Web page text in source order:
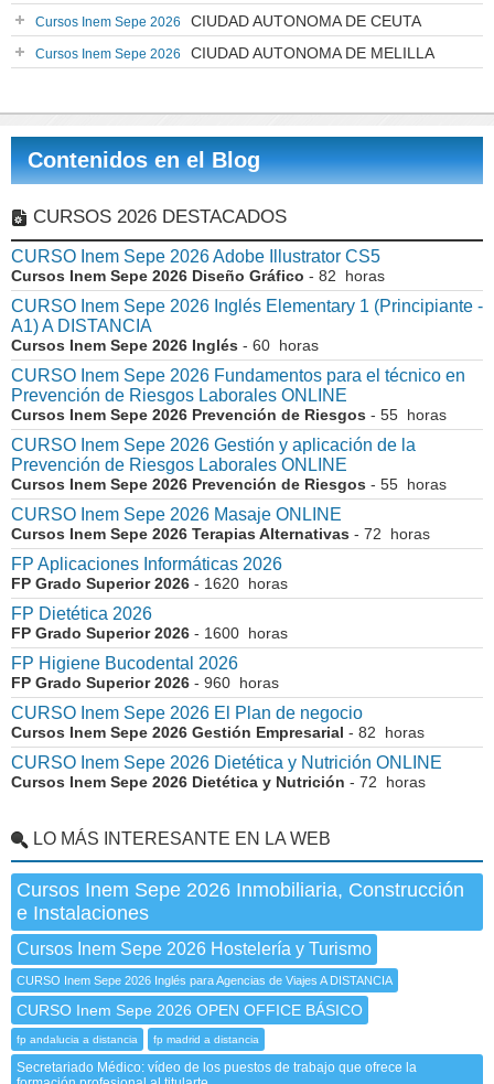
Cursos Inem Sepe 2026 CIUDAD AUTONOMA DE CEUTA
Cursos Inem Sepe 2026 CIUDAD AUTONOMA DE MELILLA
Contenidos en el Blog
CURSOS 2026 DESTACADOS
CURSO Inem Sepe 2026 Adobe Illustrator CS5
Cursos Inem Sepe 2026 Diseño Gráfico - 82 horas
CURSO Inem Sepe 2026 Inglés Elementary 1 (Principiante -
A1) A DISTANCIA
Cursos Inem Sepe 2026 Inglés - 60 horas
CURSO Inem Sepe 2026 Fundamentos para el técnico en
Prevención de Riesgos Laborales ONLINE
Cursos Inem Sepe 2026 Prevención de Riesgos - 55 horas
CURSO Inem Sepe 2026 Gestión y aplicación de la
Prevención de Riesgos Laborales ONLINE
Cursos Inem Sepe 2026 Prevención de Riesgos - 55 horas
CURSO Inem Sepe 2026 Masaje ONLINE
Cursos Inem Sepe 2026 Terapias Alternativas - 72 horas
FP Aplicaciones Informáticas 2026
FP Grado Superior 2026 - 1620 horas
FP Dietética 2026
FP Grado Superior 2026 - 1600 horas
FP Higiene Bucodental 2026
FP Grado Superior 2026 - 960 horas
CURSO Inem Sepe 2026 El Plan de negocio
Cursos Inem Sepe 2026 Gestión Empresarial - 82 horas
CURSO Inem Sepe 2026 Dietética y Nutrición ONLINE
Cursos Inem Sepe 2026 Dietética y Nutrición - 72 horas
LO MÁS INTERESANTE EN LA WEB
Cursos Inem Sepe 2026 Inmobiliaria, Construcción
e Instalaciones
Cursos Inem Sepe 2026 Hostelería y Turismo
CURSO Inem Sepe 2026 Inglés para Agencias de Viajes A DISTANCIA
CURSO Inem Sepe 2026 OPEN OFFICE BÁSICO
fp andalucia a distancia fp madrid a distancia
Secretariado Médico: vídeo de los puestos de trabajo que ofrece la